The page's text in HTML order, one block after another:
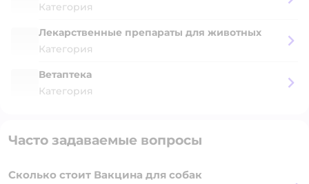
Категория
Лекарственные препараты для животных
Категория
Ветаптека
Категория
Часто задаваемые вопросы
Сколько стоит Вакцина для собак